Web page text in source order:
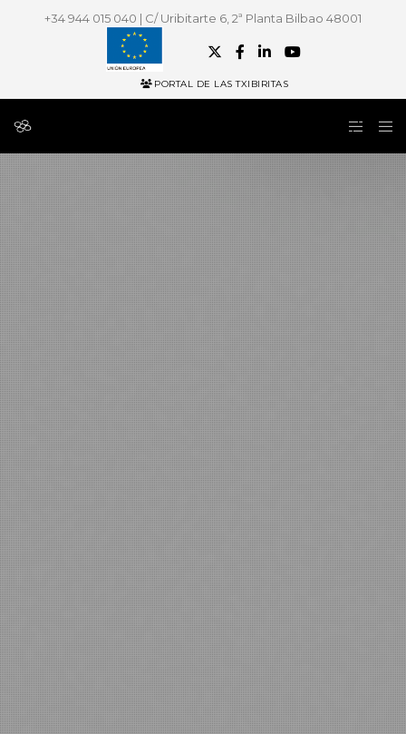
+34 944 015 040 | C/ Uribitarte 6, 2ª Planta Bilbao 48001
PORTAL DE LAS TXIBIRITAS